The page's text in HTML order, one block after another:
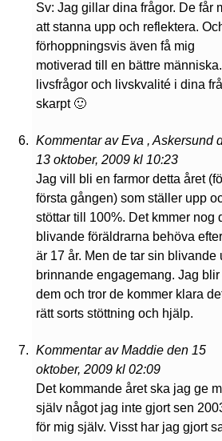
Sv: Jag gillar dina frågor. De får
att stanna upp och reflektera.
förhoppningsvis även få mig
motiverad till en bättre
livsfrågor och livskvalité i dina
skarpt 🙂
Kommentar av Eva , Askersund
13 oktober, 2009 kl 10:23
Jag vill bli en farmor detta året
första gången) som ställer upp
stöttar till 100%. Det kmmer nog
blivande föräldrarna behöva
är 17 år. Men de tar sin blivande
brinnande engagemang. Jag
dem och tror de kommer klara
rätt sorts stöttning och hjälp.
Kommentar av Maddie den 15
oktober, 2009 kl 02:09
Det kommande året ska jag ge
själv något jag inte gjort sen
för mig själv. Visst har jag gjort